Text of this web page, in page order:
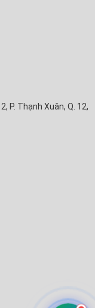
P. Thạnh Xuân, Q. 12,